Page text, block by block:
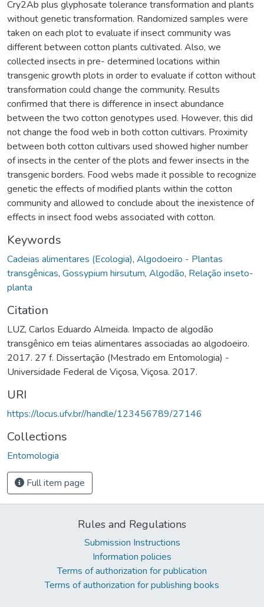
Cry2Ab plus glyphosate tolerance transformation and plants
without genetic transformation. Randomized samples were
taken on each plot to evaluate if insect community was
different between cotton plants cultivated. Also, we
collected insects in pre- determined locations within
transgenic growth plots in order to evaluate if cotton without
transformation could change the community. Results
confirmed that there is difference in insect abundance
between the two cotton genotypes used. However, this did
not change the food web in both cotton cultivars. Proximity
between both cotton cultivars used showed higher number
of insects in the center of the plots and fewer insects in the
transgenic borders. Food webs made it possible to recognize
genetic the effects of modified plants within the cotton
community and allowed to conclude about the inexistence of
effects in insect food webs associated with cotton.
Keywords
Cadeias alimentares (Ecologia), Algodoeiro - Plantas
transgênicas, Gossypium hirsutum, Algodão, Relação inseto-
planta
Citation
LUZ, Carlos Eduardo Almeida. Impacto de algodão
transgênico em teias alimentares associadas ao algodoeiro.
2017. 27 f. Dissertação (Mestrado em Entomologia) -
Universidade Federal de Viçosa, Viçosa. 2017.
URI
https://locus.ufv.br//handle/123456789/27146
Collections
Entomologia
Full item page
Rules and Regulations
Submission Instructions
Information policies
Terms of authorization for publication
Terms of authorization for publishing books